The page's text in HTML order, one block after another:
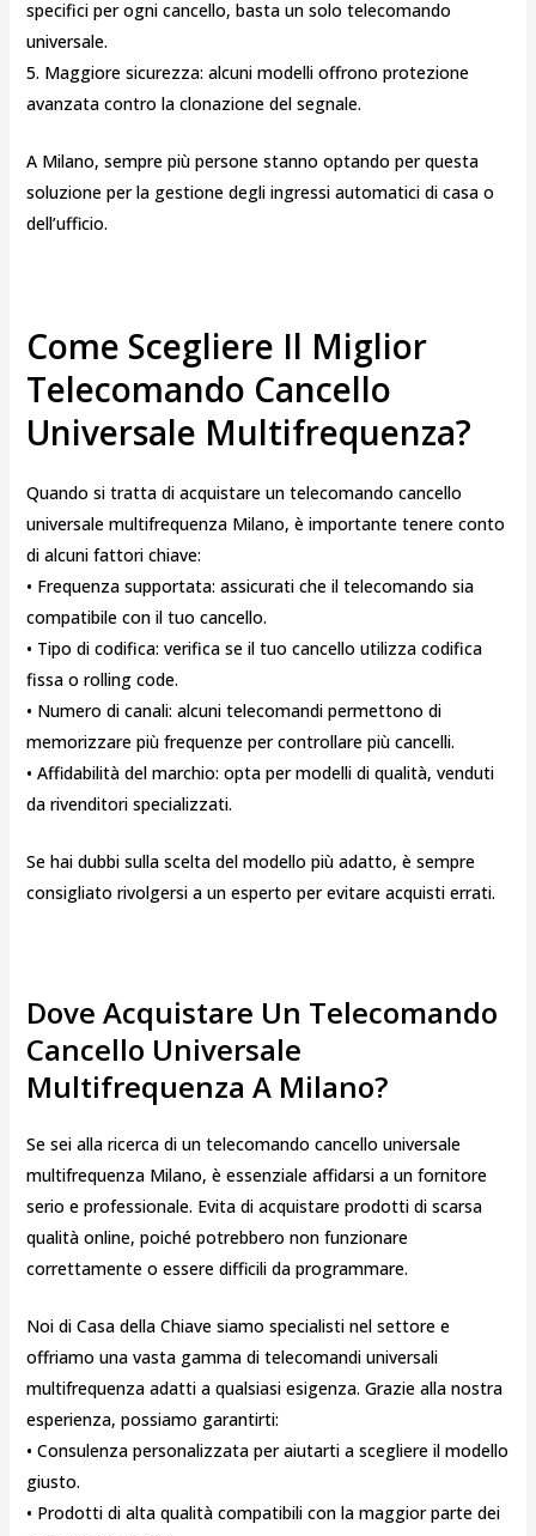
specifici per ogni cancello, basta un solo telecomando
universale.
5. Maggiore sicurezza: alcuni modelli offrono protezione
avanzata contro la clonazione del segnale.
A Milano, sempre più persone stanno optando per questa
soluzione per la gestione degli ingressi automatici di casa o
dell’ufficio.
Come Scegliere Il Miglior
Telecomando Cancello
Universale Multifrequenza?
Quando si tratta di acquistare un telecomando cancello
universale multifrequenza Milano, è importante tenere conto
di alcuni fattori chiave:
• Frequenza supportata: assicurati che il telecomando sia
compatibile con il tuo cancello.
• Tipo di codifica: verifica se il tuo cancello utilizza codifica
fissa o rolling code.
• Numero di canali: alcuni telecomandi permettono di
memorizzare più frequenze per controllare più cancelli.
• Affidabilità del marchio: opta per modelli di qualità, venduti
da rivenditori specializzati.
Se hai dubbi sulla scelta del modello più adatto, è sempre
consigliato rivolgersi a un esperto per evitare acquisti errati.
Dove Acquistare Un Telecomando
Cancello Universale
Multifrequenza A Milano?
Se sei alla ricerca di un telecomando cancello universale
multifrequenza Milano, è essenziale affidarsi a un fornitore
serio e professionale. Evita di acquistare prodotti di scarsa
qualità online, poiché potrebbero non funzionare
correttamente o essere difficili da programmare.
Noi di Casa della Chiave siamo specialisti nel settore e
offriamo una vasta gamma di telecomandi universali
multifrequenza adatti a qualsiasi esigenza. Grazie alla nostra
esperienza, possiamo garantirti:
• Consulenza personalizzata per aiutarti a scegliere il modello
giusto.
• Prodotti di alta qualità compatibili con la maggior parte dei